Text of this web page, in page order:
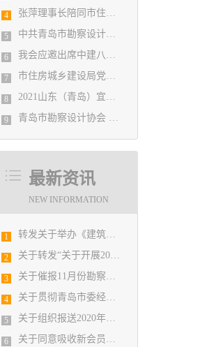
4 张萍理事长陪同市住房和城乡建设局赴陇南开展东西部扶贫协作工作
5 中共青岛市勘察设计协会党支部日前召开民主生活会
6 我会应邀出席中建八局四公司设计管理研究院揭牌仪式
7 市住房城乡建设局党组书记、局长陈勇调研市勘察设计协会及所属审图机构
8 2021山东（青岛）宜居博览会盛大开幕
9 青岛市勘察设计协会 第五届二次会员代表大会纪要
最新资讯
NEW INFORMATION
1 转发关于举办《建筑电气与智能化通用规范》 GB55024-2022公益宣贯的通知
2 关于转发“关于开展2019山东省勘察设计协会建筑创作展暨第六届山东省优秀建筑设计方案竞赛活动”的通知
3 关于催报11月份勘察设计经济形势月报的通知
4 关于贯彻青岛市委经济运行应急保障指挥部《关于积极发挥行业协会商会作用支持企业复工复产的通知》文件精神的实施意见
5 关于组织报送2020年度山东省工程建设（勘察设计）优秀QC小组的通知
6 关于同意吸收新会员单位的决定